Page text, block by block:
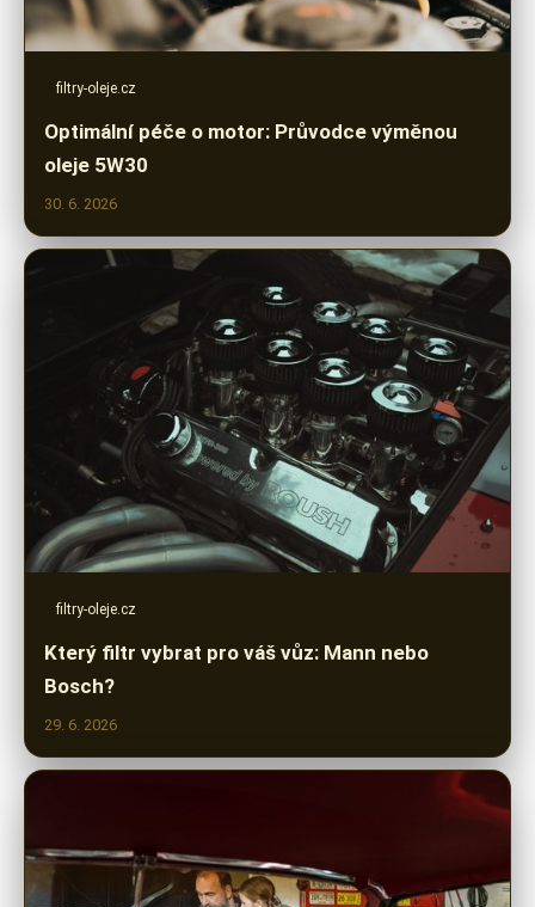
filtry-oleje.cz
Optimální péče o motor: Průvodce výměnou
oleje 5W30
30. 6. 2026
filtry-oleje.cz
Který filtr vybrat pro váš vůz: Mann nebo
Bosch?
29. 6. 2026